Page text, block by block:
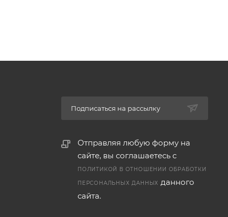
Подписаться на рассылку
Отправляя любую форму на
сайте, вы соглашаетесь с
ПОЛИТИКОЙ В ОТНОШЕНИИ ОБРАБОТКИ
ПЕРСОНАЛЬНЫХ ДАННЫХ данного
сайта.